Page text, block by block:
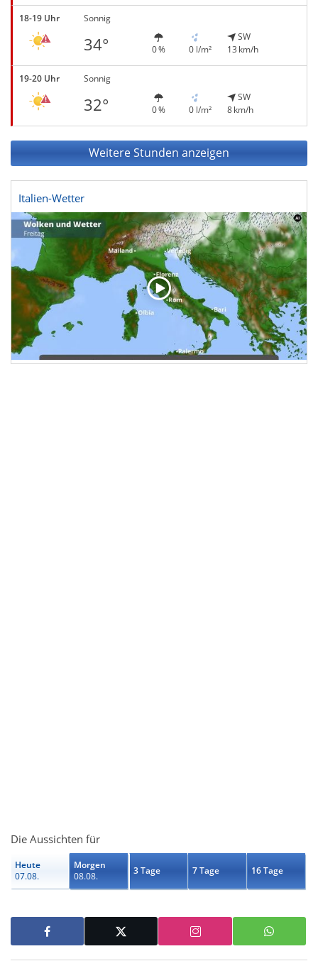
18-19 Uhr Sonnig
34° 0 % 0 l/m²
SW
13 km/h
19-20 Uhr Sonnig
32° 0 % 0 l/m²
SW
8 km/h
Weitere Stunden anzeigen
Italien-Wetter
Die Aussichten für
Heute
07.08.
Morgen
08.08.
3 Tage 7 Tage 16 Tage